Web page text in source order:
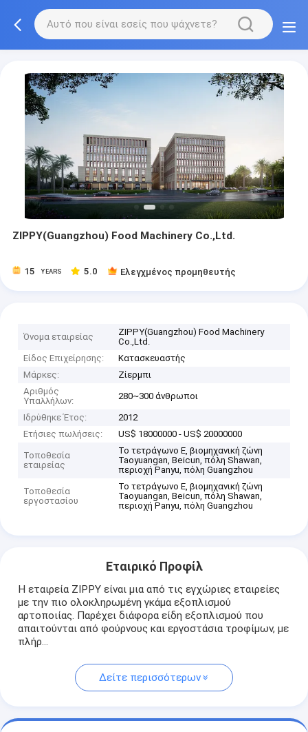
ZIPPY(Guangzhou) Food Machinery Co.,Ltd.
15 YEARS 5.0 Ελεγχμένος προμηθευτής
Όνομα εταιρείας
ZIPPY(Guangzhou) Food Machinery
Co.,Ltd.
Είδος Επιχείρησης:
Κατασκευαστής
Μάρκες:
Ζίερμπι
Αριθμός
Υπαλλήλων:
280~300 άνθρωποι
Ιδρύθηκε Έτος:
2012
Ετήσιες πωλήσεις:
US$ 18000000 - US$ 20000000
Τοποθεσία
εταιρείας
Το τετράγωνο Ε, βιομηχανική ζώνη
Taoyuangan, Beicun, πόλη Shawan,
περιοχή Panyu, πόλη Guangzhou
Τοποθεσία
εργοστασίου
Το τετράγωνο Ε, βιομηχανική ζώνη
Taoyuangan, Beicun, πόλη Shawan,
περιοχή Panyu, πόλη Guangzhou
Εταιρικό Προφίλ
Η εταιρεία ZIPPY είναι μια από τις εγχώριες εταιρείες
με την πιο ολοκληρωμένη γκάμα εξοπλισμού
αρτοποιίας. Παρέχει διάφορα είδη εξοπλισμού που
απαιτούνται από φούρνους και εργοστάσια τροφίμων, με
πλήρ...
Δείτε περισσότερων